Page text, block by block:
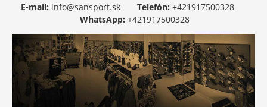
E-mail: info@sansport.sk Telefón: +421917500328
WhatsApp: +421917500328